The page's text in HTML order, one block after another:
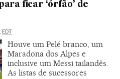
ficar ‘órfão’ de
EDT
Houve um Pelé branco, um
Maradona dos Alpes e
inclusive um Messi tailandês.
As listas de sucessores